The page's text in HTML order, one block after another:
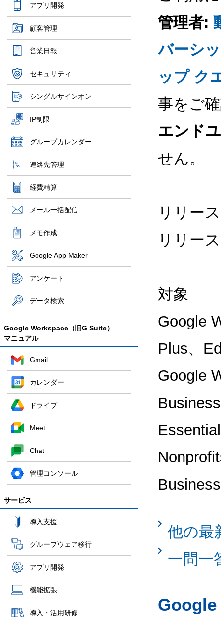
アプリ開発
顧客管理
営業日報
セキュリティ
シングルサインオン
IP制限
グループカレンダー
連絡先管理
経費精算
メール一括配信
メモ作成
Google App Maker
アンケート
データ検索
Google Workspace（旧G Suite）
マニュアル
Gmail
カレンダー
ドライブ
Meet
Chat
管理コンソール
サービス
導入支援
グループウェア移行
アプリ開発
機能拡張
導入・活用研修
管理者:
バーシ
ップ ク
事をご
エンド
せん。
リリー
リリー
対象
Google
Plus、
Google
他の最
一問一
Google